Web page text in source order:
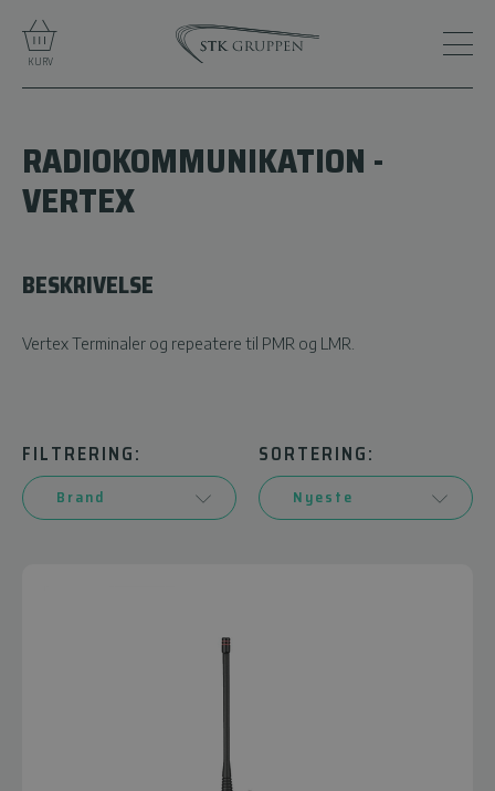
KURV
RADIOKOMMUNIKATION -
VERTEX
BESKRIVELSE
Vertex Terminaler og repeatere til PMR og LMR.
FILTRERING: SORTERING: